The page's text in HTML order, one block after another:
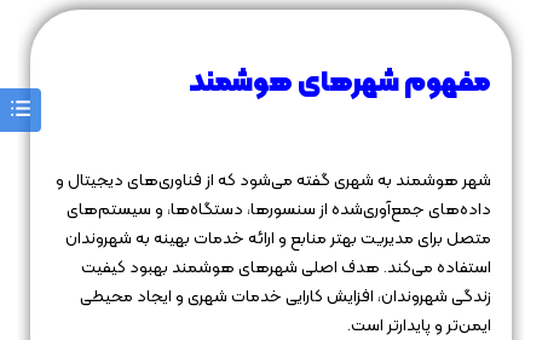
مفهوم شهرهای هوشمند
شهر هوشمند به شهری گفته می‌شود که از فناوری‌های دیجیتال و
داده‌های جمع‌آوری‌شده از سنسورها، دستگاه‌ها، و سیستم‌های
متصل برای مدیریت بهتر منابع و ارائه خدمات بهینه به شهروندان
استفاده می‌کند. هدف اصلی شهرهای هوشمند بهبود کیفیت
زندگی شهروندان، افزایش کارایی خدمات شهری و ایجاد محیطی
ایمن‌تر و پایدارتر است.